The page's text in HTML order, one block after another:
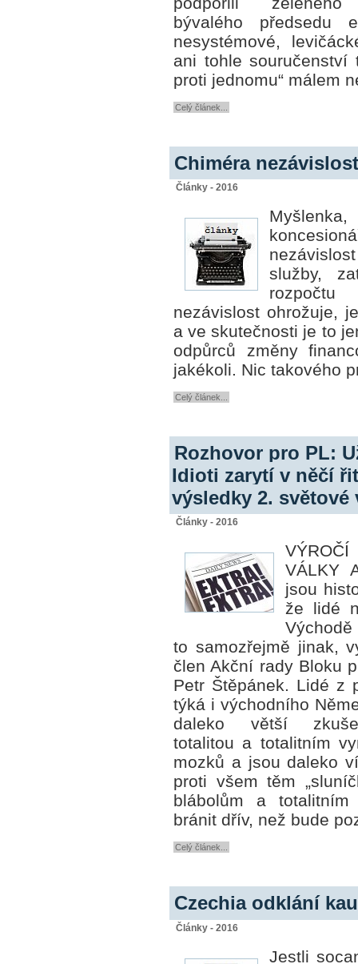
bývalého předsedu
nesystémové,
ani tohle souručenství
proti jednomu“ málem
Celý článek...
Chiméra
Články - 2016
služby,
rozpočtu
nezávislost ohrožuje,
a ve skutečnosti je to
odpůrců změny
jakékoli. Nic takového
Celý článek...
Rozhovor pro PL:
Idioti zarytí v něčí
výsledky 2. světové
Články - 2016
VÁLKY
jsou
že lidé
to samozřejmě jinak,
člen Akční rady Bloku
Petr Štěpánek. Lidé z
týká i východního
daleko větší
totalitou a totalitním
mozků a jsou daleko
proti všem těm
blábolům a
bránit dřív, než bude
Celý článek...
Czechia odklání
Články - 2016
Jestli